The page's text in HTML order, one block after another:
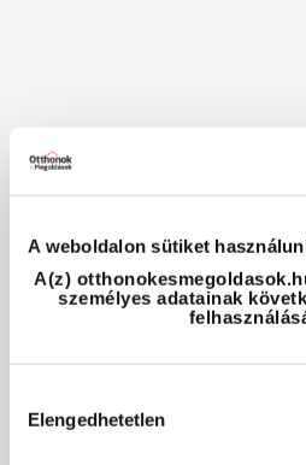
A weboldalon sütiket
A(z)
személyes adatainak
kiválasztása
Elengedhetetlen